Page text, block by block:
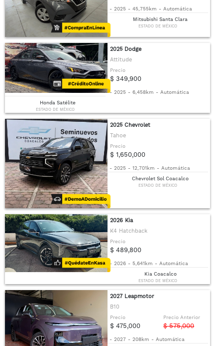
- 2025 - 45,755km - Automática
Mitsubishi Santa Clara
ESTADO DE MÉXICO
2025 Dodge
Attitude
Precio
$ 349,900
- 2025 - 6,458km - Automática
Honda Satélite
ESTADO DE MÉXICO
2025 Chevrolet
Tahoe
Precio
$ 1,650,000
- 2025 - 12,701km - Automática
Chevrolet Sol Coacalco
ESTADO DE MÉXICO
2026 Kia
K4 Hatchback
Precio
$ 489,800
- 2026 - 5,641km - Automática
Kia Coacalco
ESTADO DE MÉXICO
2027 Leapmotor
B10
Precio
$ 475,000
Precio Anterior
$ 575,000
- 2027 - 208km - Automática